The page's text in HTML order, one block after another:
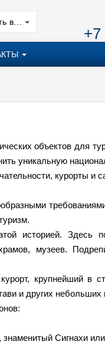
в...
+7
объектов для
уникальную
курорты и
историей. Здесь
музеев.
крупнейший в
и других небольших
знаменитый Сигнахи